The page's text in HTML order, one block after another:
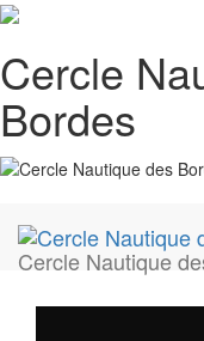
Cercle
Bordes
Cercle Nautique